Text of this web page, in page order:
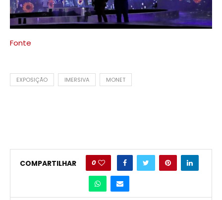
Fonte
EXPOSIÇÃO IMERSIVA MONET
COMPARTILHAR 0